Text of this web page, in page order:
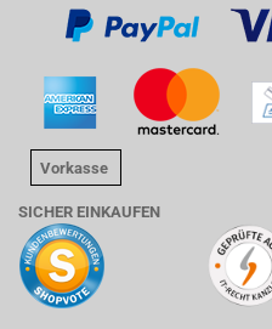
Vorkasse
SICHER EINKAUFEN